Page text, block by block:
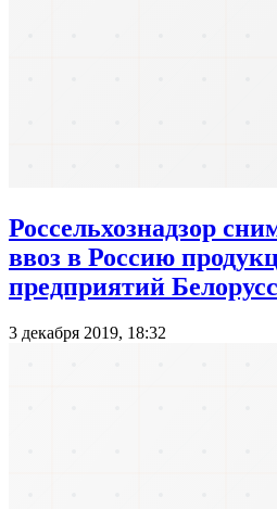
Россельхознадзор
ввоз в Россию
предприятий
3 декабря 2019, 18:32